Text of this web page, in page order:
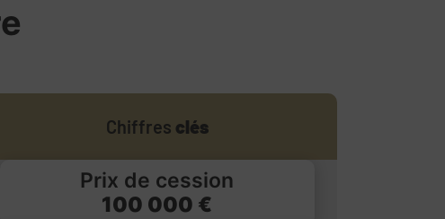
Chiffres clés
Prix de cession
100 000 €